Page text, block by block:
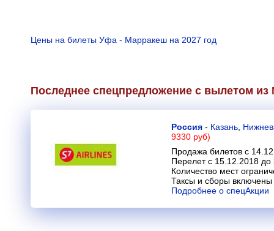
Цены на билеты Уфа - Марракеш на 2027 год
Последнее спецпредложение с вылетом
Россия - Казань
9330 руб)
Продажа билетов с
Перелет с 15.12.2018 до
Количество мест
Таксы и сборы включены
Подробнее о спецАкции